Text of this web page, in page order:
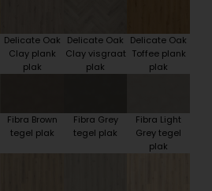
Delicate Oak
Clay plank
plak
Delicate Oak
Clay visgraat
plak
Delicate Oak
Toffee plank
plak
Fibra Brown
tegel plak
Fibra Grey
tegel plak
Fibra Light
Grey tegel
plak